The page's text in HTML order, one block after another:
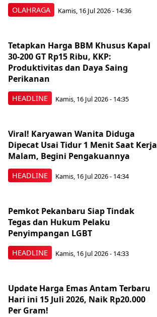
OLAHRAGA Kamis, 16 Jul 2026 - 14:36
HEADLINE
Tetapkan Harga BBM Khusus Kapal
30-200 GT Rp15 Ribu, KKP:
Produktivitas dan Daya Saing
Perikanan
Kamis, 16 Jul 2026 - 14:35
HEADLINE
Viral! Karyawan Wanita Diduga
Dipecat Usai Tidur 1 Menit Saat Kerja
Malam, Begini Pengakuannya
Kamis, 16 Jul 2026 - 14:34
HEADLINE
Pemkot Pekanbaru Siap Tindak
Tegas dan Hukum Pelaku
Penyimpangan LGBT
Kamis, 16 Jul 2026 - 14:33
Update Harga Emas Antam Terbaru
Hari ini 15 Juli 2026, Naik Rp20.000
Per Gram!